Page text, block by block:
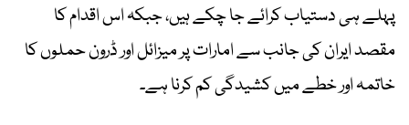
پہلے ہی دستیاب کرائے جا چکے ہیں، جبکہ اس اقدام کا
مقصد ایران کی جانب سے امارات پر میزائل اور ڈرون حملوں کا
خاتمہ اور خطے میں کشیدگی کم کرنا ہے۔